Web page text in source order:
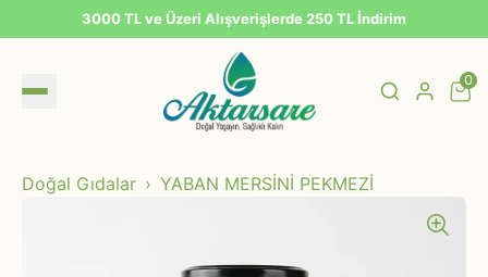
3000 TL ve Üzeri Alışverişlerde 250 TL İndirim
0
Doğal Gıdalar YABAN MERSİNİ PEKMEZİ